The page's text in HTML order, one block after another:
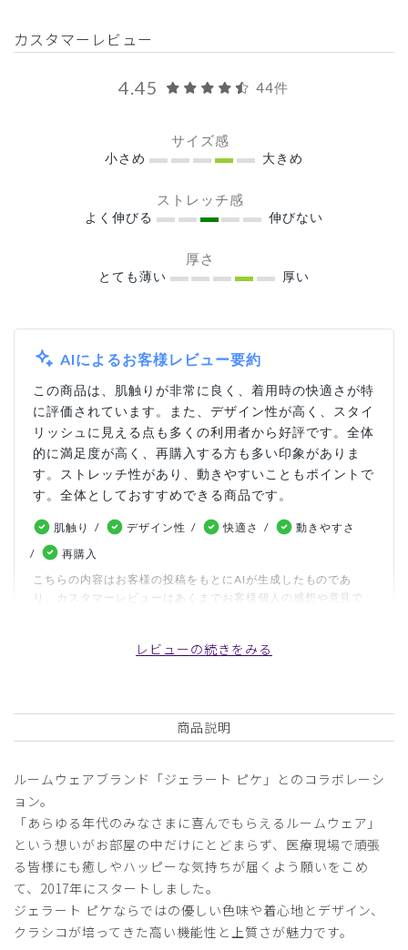
カスタマーレビュー
4.45 44件
サイズ感
小さめ 大きめ
ストレッチ感
よく伸びる 伸びない
厚さ
とても薄い 厚い
AIによるお客様レビュー要約
この商品は、肌触りが非常に良く、着用時の快適さが特
に評価されています。また、デザイン性が高く、スタイ
リッシュに見える点も多くの利用者から好評です。全体
的に満足度が高く、再購入する方も多い印象がありま
す。ストレッチ性があり、動きやすいこともポイントで
す。全体としておすすめできる商品です。
肌触り デザイン性 快適さ
動きやすさ
再購入
こちらの内容はお客様の投稿をもとにAIが生成したものであ
り、カスタマーレビューはあくまでお客様個人の感想や意見で
ご購入者様
2026-04-24
年齢:30代 身長:156-160cm 体重:46-50kg
サイズ感小さめ
大きめ
ストレッチ感 よく伸びる
厚さ とても薄い
おしゃれです
レビューの続きをみる
商品説明
ルームウェアブランド「ジェラート ピケ」とのコラボレーシ
ョン。
「あらゆる年代のみなさまに喜んでもらえるルームウェア」
という想いがお部屋の中だけにとどまらず、医療現場で頑張
る皆様にも癒しやハッピーな気持ちが届くよう願いをこめ
て、2017年にスタートしました。
ジェラート ピケならではの優しい色味や着心地とデザイン、
クラシコが培ってきた高い機能性と上質さが魅力です。